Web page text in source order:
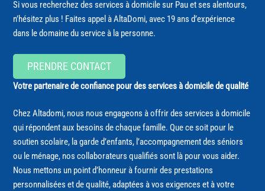
Si vous recherchez des services à domicile sur Pau et ses alentours,
n’hésitez plus ! Faites appel à AltaDomi, avec 19 ans d’expérience
dans le domaine du service à la personne.
PRENDRE CONTACT
Votre partenaire de confiance pour des services à domicile de qualité
Chez Altadomi, nous nous engageons à offrir des services à domicile
qui répondent aux besoins de chaque famille. Que ce soit pour le
soutien scolaire, la garde d’enfants, l’accompagnement des séniors
ou le ménage, nos collaborateurs qualifiés sont là pour vous aider.
Nous mettons un point d’honneur à fournir des prestations
personnalisées et de qualité, adaptées à vos exigences et à votre